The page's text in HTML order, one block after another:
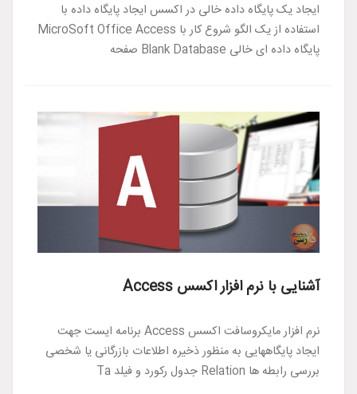
ایجاد یک پایگاه داده خالی در اکسس ایجاد پایگاه داده با
استفاده از یک الگو شروع کار با MicroSoft Office Access
پایگاه داده ای خالی Blank Database صفحه
آشنایی با نرم افزار اکسس Access
نرم افزار مایکروسافت اکسس Access برنامه ایست جهت
ایجاد پایگاههایی به منظور ذخیره اطلاعات بازرگانی یا شخصی
بررسی رابطه ها Relation جدول رکورد و فیلد Ta